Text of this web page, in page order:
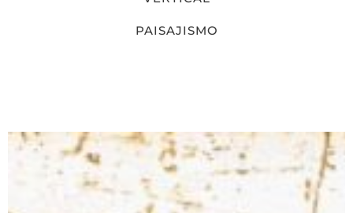
PAISAJISMO